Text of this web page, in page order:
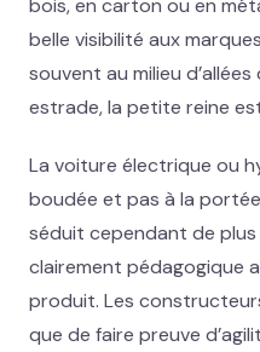
bois, en carton ou en
belle visibilité aux
souvent au milieu
estrade, la petite reine
La voiture électrique ou
boudée et pas à la
séduit cependant de plus
clairement pédagogique
produit. Les
que de faire preuve